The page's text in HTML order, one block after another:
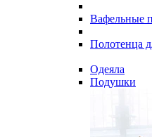
Вафельные
Полотенца
Одеяла
Подушки